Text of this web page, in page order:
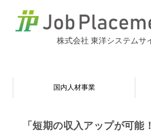
株式会社 東洋システムサ
国内人材事業
「短期の収入アップが可能